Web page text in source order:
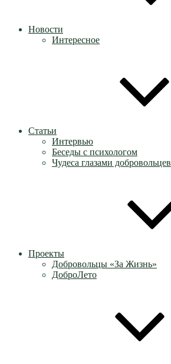
Новости
Интересное
Статьи
Интервью
Беседы с психологом
Чудеса глазами добровольцев
Проекты
Добровольцы «За Жизнь»
ДоброЛето